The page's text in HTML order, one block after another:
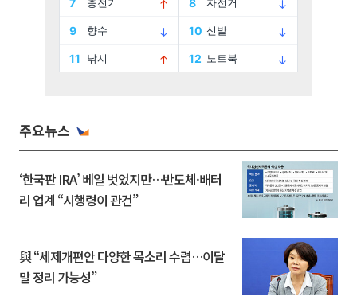
주요뉴스
‘한국판 IRA’ 베일 벗었지만…반도체·배터
리 업계 “시행령이 관건”
與 “세제개편안 다양한 목소리 수렴…이달
말 정리 가능성”